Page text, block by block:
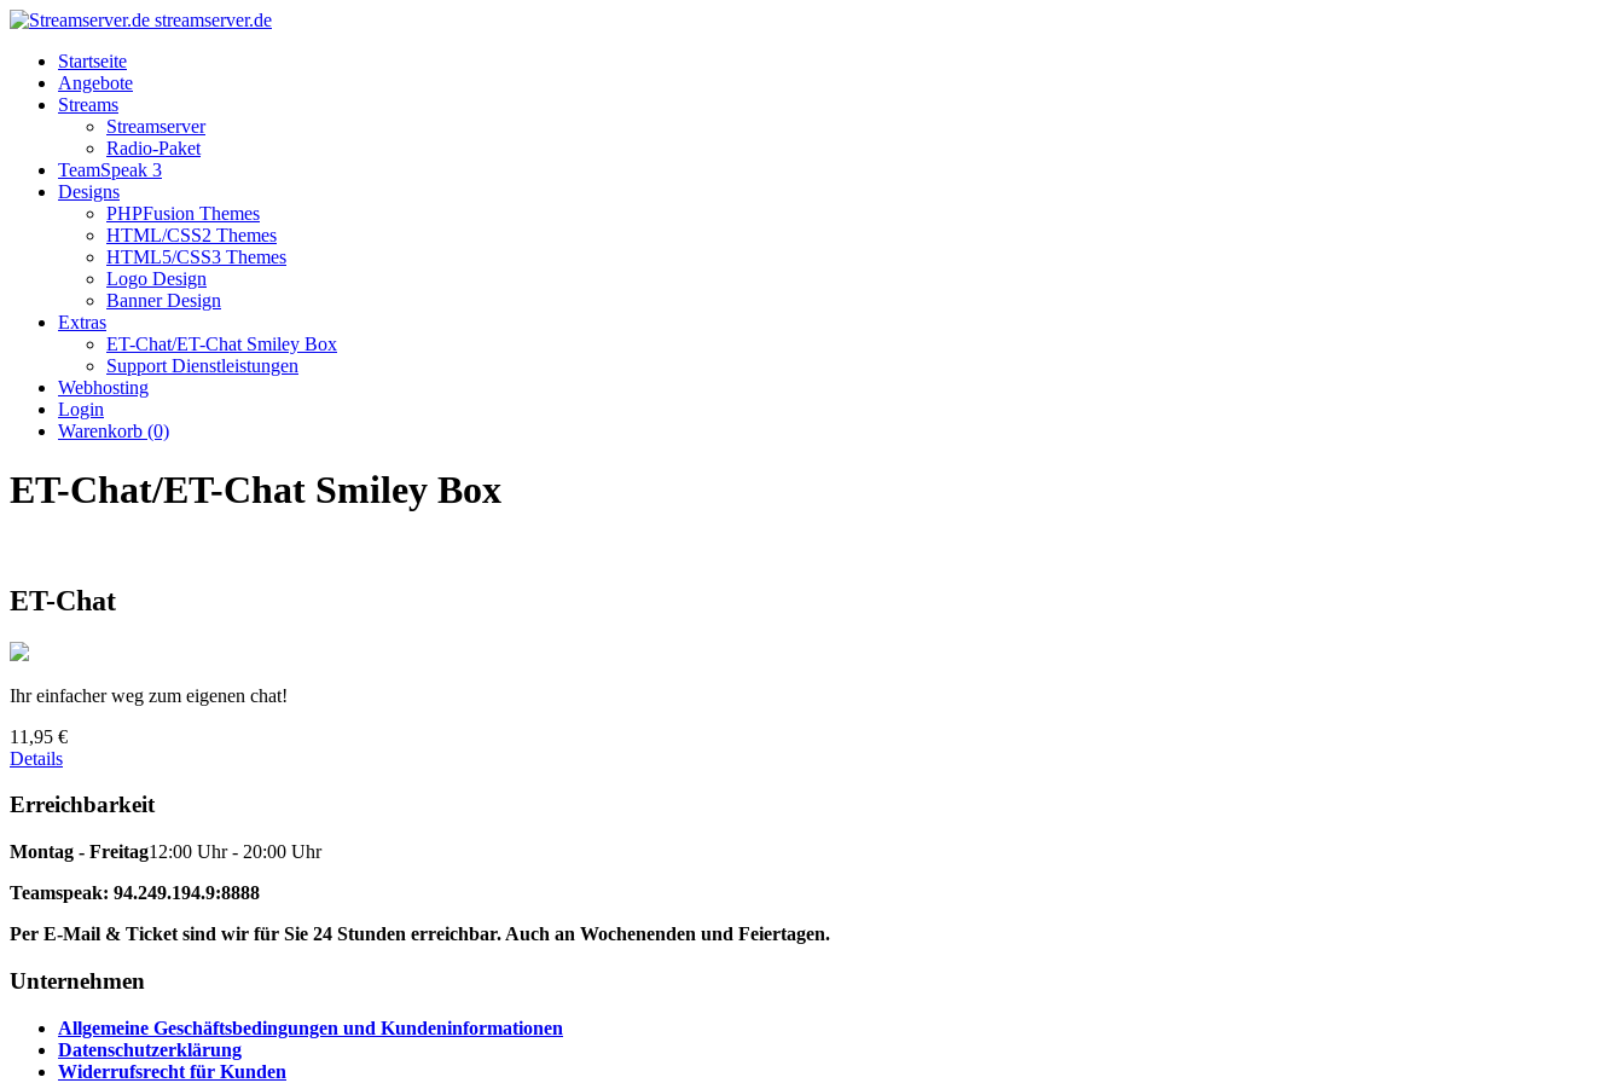
streamserver.de
Startseite
Angebote
Streams
Streamserver
Radio-Paket
TeamSpeak 3
Designs
PHPFusion Themes
HTML/CSS2 Themes
HTML5/CSS3 Themes
Logo Design
Banner Design
Extras
ET-Chat/ET-Chat Smiley Box
Support Dienstleistungen
Webhosting
Login
Warenkorb (0)
ET-Chat/ET-Chat Smiley Box
ET-Chat
Ihr einfacher weg zum eigenen chat!
11,95 €
Details
Erreichbarkeit
Montag - Freitag12:00 Uhr - 20:00 Uhr
Teamspeak: 94.249.194.9:8888
Per E-Mail & Ticket sind wir für Sie 24 Stunden erreichbar. Auch an Wochenenden und Feiertagen.
Unternehmen
Allgemeine Geschäftsbedingungen und Kundeninformationen
Datenschutzerklärung
Widerrufsrecht für Kunden